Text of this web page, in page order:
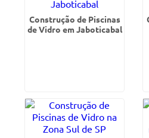
Construção de Piscinas
de Vidro em Jaboticabal